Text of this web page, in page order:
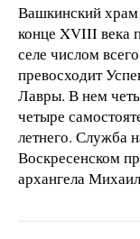
Вашкинский
конце XVIII века
селе числом
превосходит
Лавры. В нем
четыре
летнего. Служба
Воскресенском
архангела